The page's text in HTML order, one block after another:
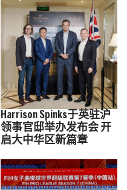
Harrison Spinks于英驻沪
领事官邸举办发布会 开
启大中华区新篇章